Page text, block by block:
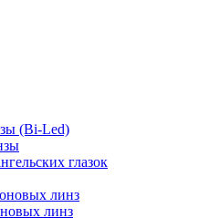
(Bi-Led)
глазок
линз
линз